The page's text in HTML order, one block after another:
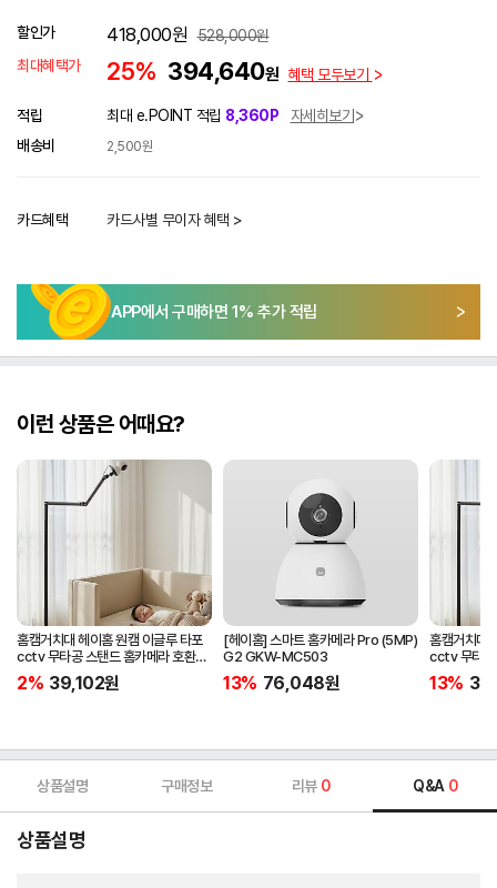
할인가 418,000원 528,000원
최대혜택가
25% 394,640원 혜택 모두보기
적립 최대 e.POINT 적립 8,360P
자세히보기
배송비
2,500원
카드혜택 카드사별 무이자 혜택 >
APP에서 구매하면 1% 추가 적립
이런 상품은 어때요?
홈캠거치대 헤이홈 원캠 이글루 타포
cctv 무타공 스탠드 홈카메라 호환
침대 펫 부모님 가정용 거치대
2% 39,102원
[헤이홈] 스마트 홈카메라 Pro (5MP)
G2 GKW-MC503
13% 76,048원
홈캠거치대
cctv 무타공
침대 펫 부
13%
상품설명 구매정보 리뷰 0 Q&A 0
상품설명